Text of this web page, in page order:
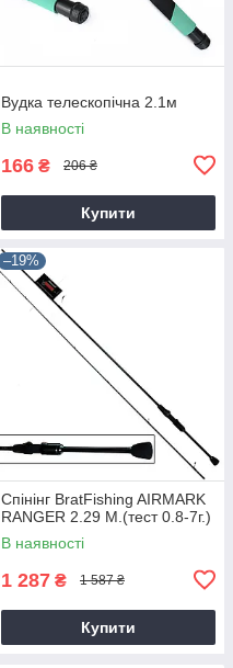
Вудка телескопічна 2.1м
В наявності
166 ₴ 206 ₴
Купити
–19%
Спінінг BratFishing AIRMARK
RANGER 2.29 М.(тест 0.8-7г.)
В наявності
1 287 ₴ 1 587 ₴
Купити